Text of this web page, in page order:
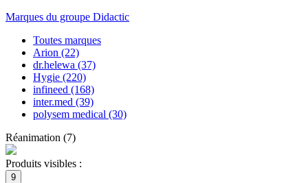
Marques du groupe Didactic
Toutes marques
Arion (22)
dr.helewa (37)
Hygie (220)
infineed (168)
inter.med (39)
polysem medical (30)
Réanimation (7)
Produits visibles :
9